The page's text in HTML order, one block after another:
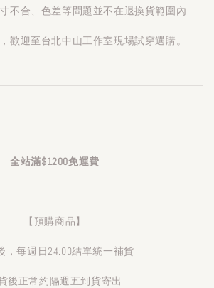
不合、色差等問題並不在退換貨範圍內
歡迎至台北中山工作室現場試穿選購。
全站滿$1200免運費
【預購商品】
，每週日24:00結單統一補貨
後正常約隔週五到貨寄出